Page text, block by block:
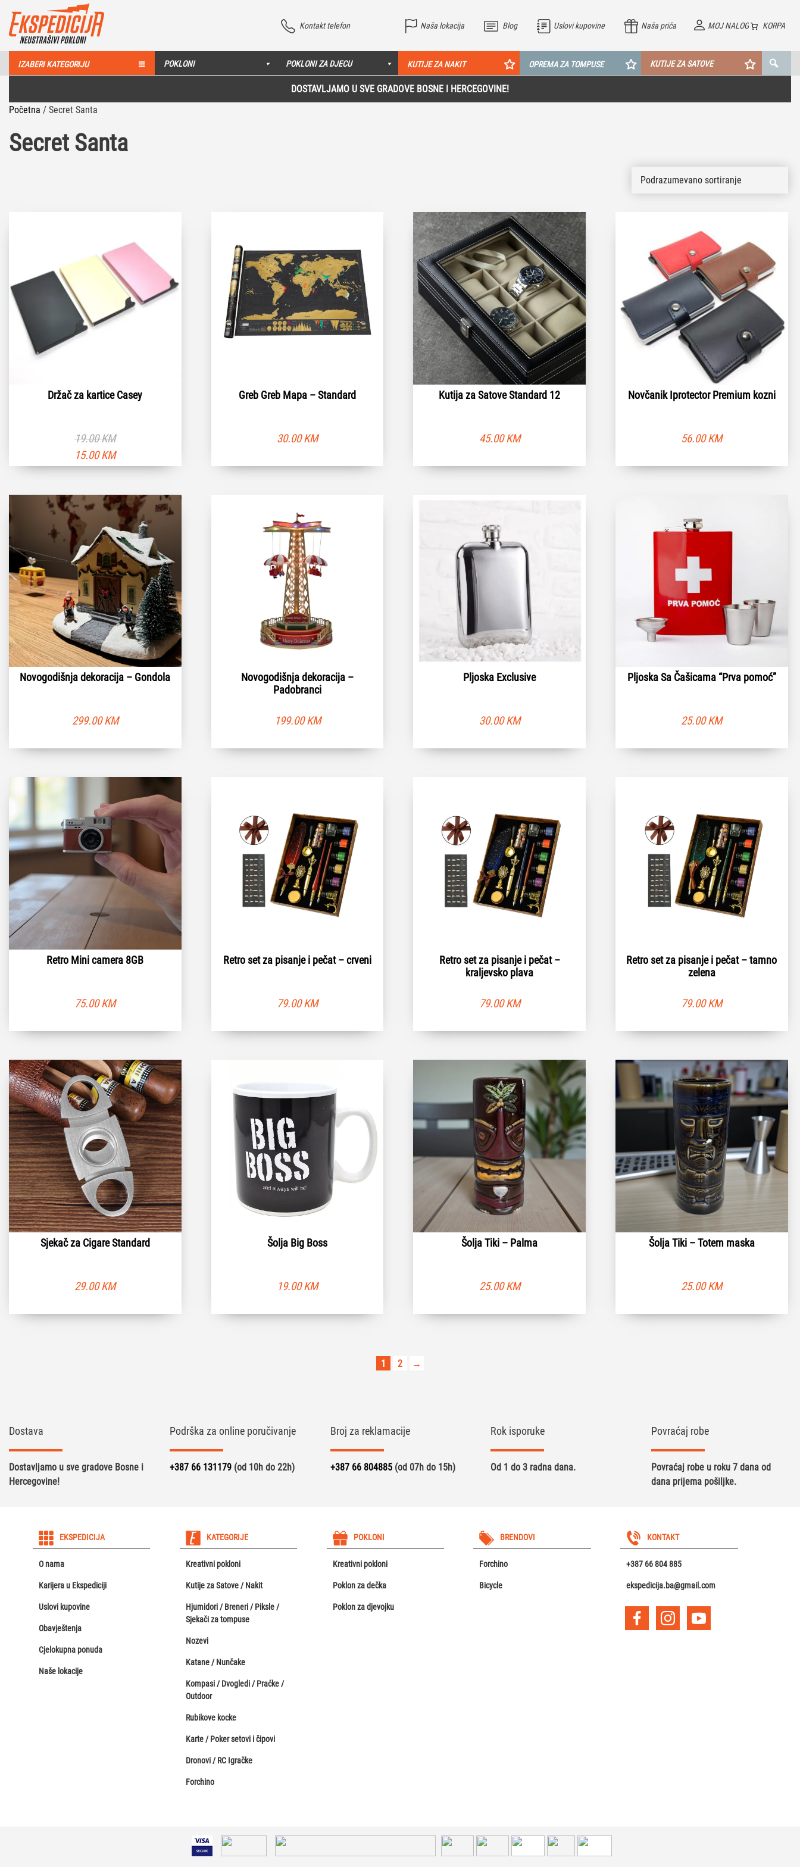
MOJ NALOG KORPA
Kontakt telefon Naša lokacija Blog Uslovi kupovine Naša priča
IZABERI KATEGORIJU POKLONI POKLONI ZA DJECU KUTIJE ZA NAKIT OPREMA ZA TOMPUSE KUTIJE ZA SATOVE
DOSTAVLJAMO U SVE GRADOVE BOSNE I HERCEGOVINE!
Početna / Secret Santa
Secret Santa
Držač za kartice Casey
19.00KM
cena
19.00 KM.
15.00KM
Greb Greb Mapa – Standard
30.00KM
Kutija za Satove Standard 12
45.00KM
Novčanik Iprotector Premium kozni
56.00KM
Novogodišnja dekoracija – Gondola
299.00KM
Novogodišnja dekoracija –
Padobranci
199.00KM
Pljoska Exclusive
30.00KM
Pljoska Sa Čašicama “Prva pomoć”
25.00KM
Retro Mini camera 8GB
75.00KM
Retro set za pisanje i pečat – crveni
79.00KM
Retro set za pisanje i pečat –
kraljevsko plava
79.00KM
Retro set za pisanje i pečat – tamno
zelena
79.00KM
Sjekač za Cigare Standard
29.00KM
Šolja Big Boss
19.00KM
Šolja Tiki – Palma
25.00KM
Šolja Tiki – Totem maska
25.00KM
1 2 →
Dostava
Dostavljamo u sve gradove Bosne i
Hercegovine!
Podrška za online poručivanje
+387 66 131179 (od 10h do 22h)
Broj za reklamacije
+387 66 804885 (od 07h do 15h)
Rok isporuke
Od 1 do 3 radna dana.
Povraćaj robe
Povraćaj robe u roku 7 dana od
dana prijema pošiljke.
EKSPEDICIJA
O nama
Karijera u Ekspediciji
Uslovi kupovine
Obavještenja
Cjelokupna ponuda
Naše lokacije
KATEGORIJE
Kreativni pokloni
Kutije za Satove / Nakit
Hjumidori / Breneri / Piksle /
Sjekači za tompuse
Nozevi
Katane / Nunčake
Kompasi / Dvogledi / Praćke /
Outdoor
Rubikove kocke
Karte / Poker setovi i čipovi
Dronovi / RC Igračke
Forchino
POKLONI
Kreativni pokloni
Poklon za dečka
Poklon za djevojku
BRENDOVI
Forchino
Bicycle
KONTAKT
+387 66 804 885
ekspedicija.ba@gmail.com